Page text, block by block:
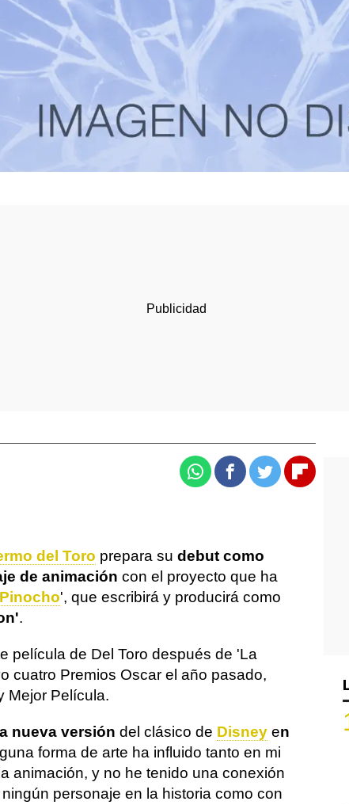
WhatsappFacebook
Twitter
del Toro prepara su debut como
de animación con el proyecto que ha
Pinocho', que escribirá y producirá como
.
película de Del Toro después de 'La
cuatro Premios Oscar el año pasado,
Mejor Película.
nueva versión del clásico de Disney en
forma de arte ha influido tanto en mi
animación, y no he tenido una conexión
personaje en la historia como con